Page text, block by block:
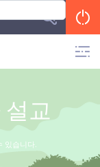
교
있습니다.